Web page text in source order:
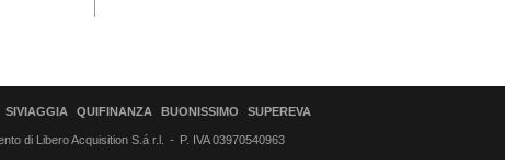
SIVIAGGIA QUIFINANZA BUONISSIMO SUPEREVA
di Libero Acquisition S.á r.l. P. IVA 03970540963